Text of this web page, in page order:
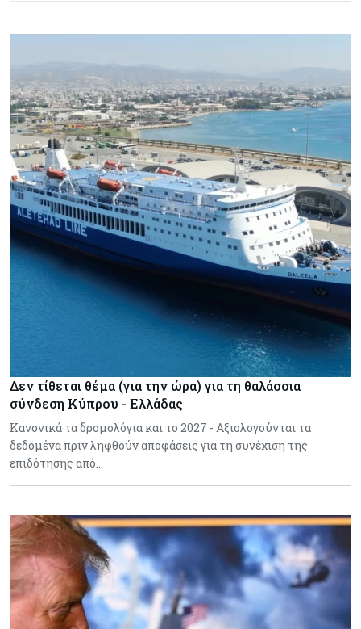
Δεν τίθεται θέμα (για την ώρα) για τη θαλάσσια
σύνδεση Κύπρου - Ελλάδας
Κανονικά τα δρομολόγια και το 2027 - Αξιολογούνται τα
δεδομένα πριν ληφθούν αποφάσεις για τη συνέχιση της
επιδότησης από…